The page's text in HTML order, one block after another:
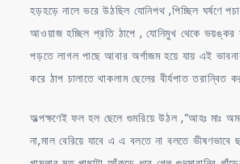
হড়হড়ে নালে ভরে উঠছিল যোনিপথ ,পিচ্ছিল ঘর্ষণে
আওয়াজ হচ্ছিল প্রতি ঠাপে , যোনিমুখ থেকে ভয়ঙ্কর
পড়তে লাগল পাছে আবার অর্গাজম হয়ে যায় এই
করে ঠাপ চালাতে থাকলাম ছেলের বীর্যপাত তরান্বিত
অল্পক্ষণেই ফল হল ছেলে গুমরিয়ে উঠল ,”আহঃ মাঃ
না,মাল বেরিয়ে যাবে এ এ বলতে না বলতে